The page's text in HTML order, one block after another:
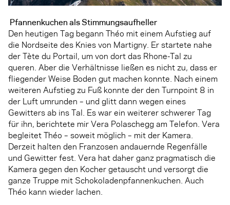
Pfannenkuchen als Stimmungsaufheller
Den heutigen Tag begann Théo mit einem Aufstieg auf
die Nordseite des Knies von Martigny. Er startete nahe
der Tète du Portail, um von dort das Rhone-Tal zu
queren. Aber die Verhältnisse ließen es nicht zu, dass er
fliegender Weise Boden gut machen konnte. Nach einem
weiteren Aufstieg zu Fuß konnte der den Turnpoint 8 in
der Luft umrunden – und glitt dann wegen eines
Gewitters ab ins Tal. Es war ein weiterer schwerer Tag
für ihn, berichtete mir Vera Polaschegg am Telefon. Vera
begleitet Théo – soweit möglich – mit der Kamera.
Derzeit halten den Franzosen andauernde Regenfälle
und Gewitter fest. Vera hat daher ganz pragmatisch die
Kamera gegen den Kocher getauscht und versorgt die
ganze Truppe mit Schokoladenpfannenkuchen. Auch
Théo kann wieder lachen.